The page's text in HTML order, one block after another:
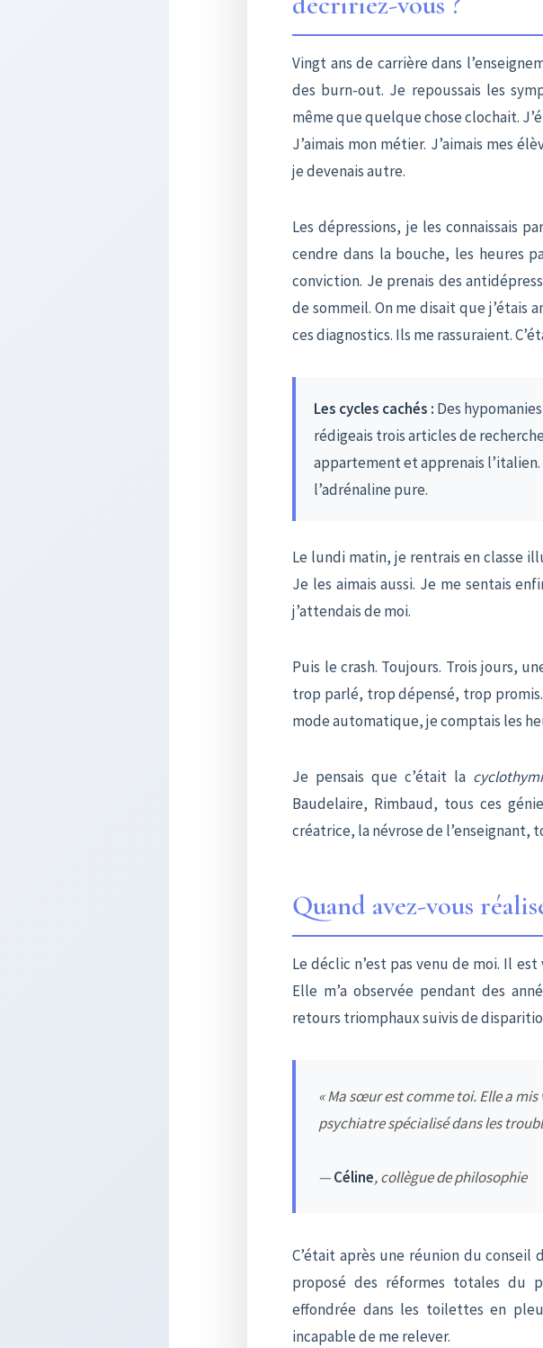
Vingt ans de carrière dans
des burn-out. Je repoussais les
même que quelque chose clochait.
J’aimais mon métier. J’aimais mes
je devenais autre.
Les dépressions, je les connaissais
cendre dans la bouche, les heures
conviction. Je prenais des
de sommeil. On me disait que j’étais
ces diagnostics. Ils me rassuraient.
Les cycles cachés : Des
rédigeais trois articles de
appartement et apprenais l’italien.
l’adrénaline pure.
Le lundi matin, je rentrais en classe
Je les aimais aussi. Je me sentais
j’attendais de moi.
Puis le crash. Toujours. Trois jours,
trop parlé, trop dépensé, trop promis.
mode automatique, je comptais les
Je pensais que c’était la
Baudelaire, Rimbaud, tous ces
créatrice, la névrose de l’enseignant,
Quand avez-vous
Le déclic n’est pas venu de moi. Il
Elle m’a observée pendant des
retours triomphaux suivis de
« Ma sœur est comme toi. Elle a
psychiatre spécialisé dans les
—Céline, collègue de philosophie
C’était après une réunion du conseil
proposé des réformes totales du
effondrée dans les toilettes en
incapable de me relever.